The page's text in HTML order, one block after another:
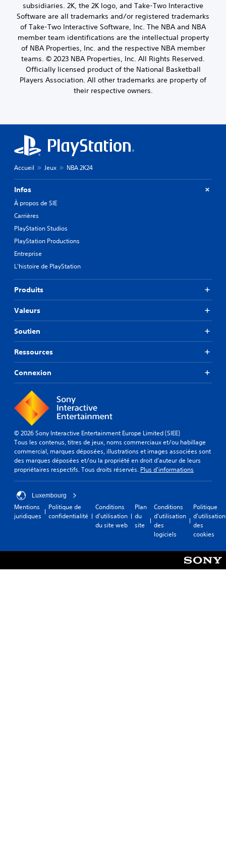
subsidiaries. 2K, the 2K logo, and Take-Two Interactive
Software are all trademarks and/or registered trademarks
of Take-Two Interactive Software, Inc. The NBA and NBA
member team identifications are the intellectual property
of NBA Properties, Inc. and the respective NBA member
teams. © 2023 NBA Properties, Inc. All Rights Reserved.
Officially licensed product of the National Basketball
Players Association. All other trademarks are property of
their respective owners.
Accueil Jeux NBA 2K24
Infos
À propos de SIE
Carrières
PlayStation Studios
PlayStation Productions
Entreprise
L'histoire de PlayStation
Produits
Valeurs
Soutien
Ressources
Connexion
© 2026 Sony Interactive Entertainment Europe Limited (SIEE)
Tous les contenus, titres de jeux, noms commerciaux et/ou habillage
commercial, marques déposées, illustrations et images associées sont
des marques déposées et/ou la propriété en droit d'auteur de leurs
propriétaires respectifs. Tous droits réservés. Plus d'informations
Luxembourg
Mentions
juridiques
Politique de
confidentialité
Conditions
d'utilisation
du site web
Plan
du
site
Conditions
d'utilisation
des
logiciels
Politique
d'utilisation
des
cookies